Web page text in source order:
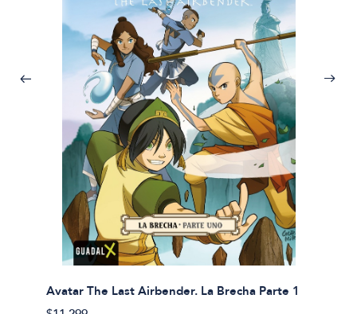
Avatar The Last Airbender. La Brecha Parte 1